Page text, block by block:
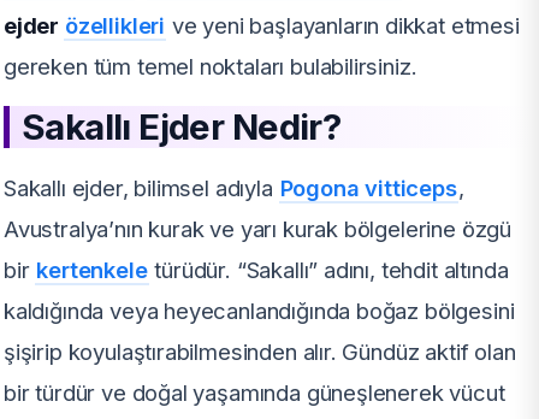
ejder özellikleri ve yeni başlayanların dikkat etmesi
gereken tüm temel noktaları bulabilirsiniz.
Sakallı Ejder Nedir?
Sakallı ejder, bilimsel adıyla Pogona vitticeps,
Avustralya’nın kurak ve yarı kurak bölgelerine özgü
bir kertenkele türüdür. “Sakallı” adını, tehdit altında
kaldığında veya heyecanlandığında boğaz bölgesini
şişirip koyulaştırabilmesinden alır. Gündüz aktif olan
bir türdür ve doğal yaşamında güneşlenerek vücut